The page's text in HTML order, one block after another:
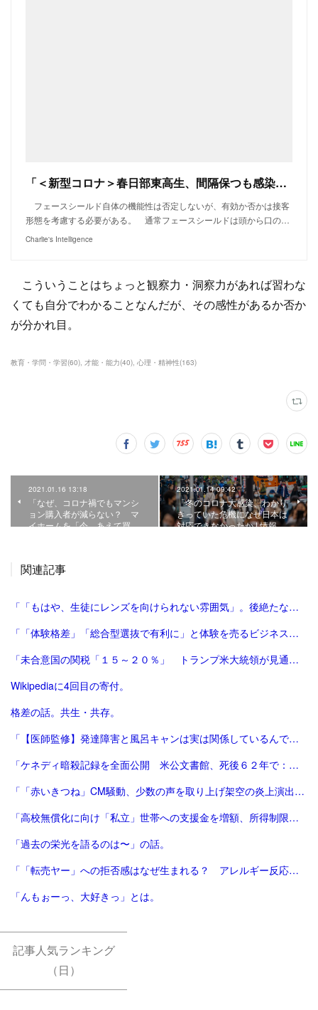
「＜新型コロナ＞春日部東高生、間隔保つも感染 重症でない女性死亡 店員がフェースシールドするも・・・客感染」
フェースシールド自体の機能性は否定しないが、有効か否かは接客
形態を考慮する必要がある。 通常フェースシールドは頭から口の…
Charlie's Intelligence
こういうことはちょっと観察力・洞察力があれば習わな
くても自分でわかることなんだが、その感性があるか否か
が分かれ目。
教育・学問・学習(60) 才能・能力(40) 心理・精神性(163)
2021.01.16 13:18
「なぜ、コロナ禍でもマンシ
ョン購入者が減らない？ マ
イホームを「今、あえて買…
2021.01.14 09:42
「冬のコロナ大感染、わかり
きっていた危機になぜ日本は
対応できなかったか | 情報…
関連記事
「「もはや、生徒にレンズを向けられない雰囲気」。後絶たない教員による盗撮、現場に波紋――運動会や修学旅行控え、先生が萎縮するワケ | 鹿児島のニュース | 南日本新聞デジタル」
「「体験格差」「総合型選抜で有利に」と体験を売るビジネスは”不安商法なのでは”という指摘の増加 #エキスパートトピ（杉浦由美子） - エキスパート - Yahoo!ニュース」
「未合意国の関税「１５～２０％」 トランプ米大統領が見通し：時事ドットコム」
Wikipediaに4回目の寄付。
格差の話。共生・共存。
「【医師監修】発達障害と風呂キャンは実は関係しているんです！ - 新宿ペリカンこころクリニック【心療内科/精神科】」
「ケネディ暗殺記録を全面公開 米公文書館、死後６２年で：時事ドットコム」
「「赤いきつね」CM騒動、少数の声を取り上げ架空の炎上演出 専門家はメディアの責任も指摘 | ENCOUNT」
「高校無償化に向け「私立」世帯への支援金を増額、所得制限も撤廃…自公が維新に歩み寄り : 読売新聞」
「過去の栄光を語るのは〜」の話。
「「転売ヤー」への拒否感はなぜ生まれる？ アレルギー反応との指摘も #くらしと経済（Yahoo!ニュース オリジナル THE PAGE）」
「んもぉーっ、大好きっ」とは。
記事人気ランキング
（日）